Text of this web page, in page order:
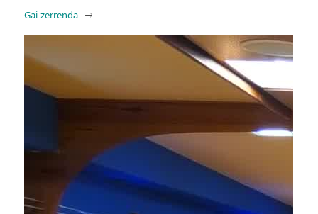
Gai-zerrenda